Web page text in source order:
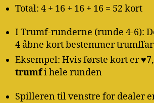
Total: 4 + 16 + 16 + 16 = 52 kort
I Trumf-runderne (runde 4-6):
4 åbne kort bestemmer
Eksempel: Hvis første kort er
trumfi hele runden
Spilleren til venstre for dealer